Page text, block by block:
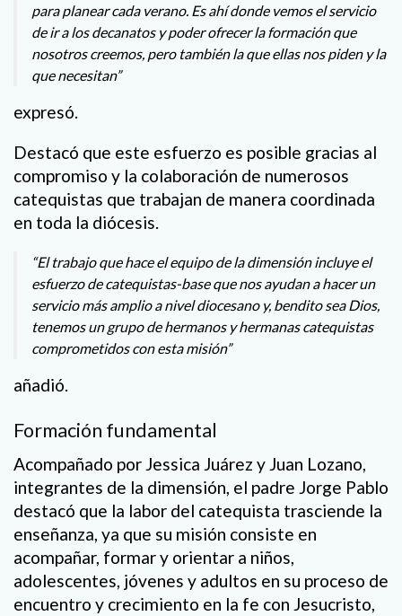
para planear cada verano. Es ahí donde vemos el servicio
de ir a los decanatos y poder ofrecer la formación que
nosotros creemos, pero también la que ellas nos piden y la
que necesitan”
expresó.
Destacó que este esfuerzo es posible gracias al
compromiso y la colaboración de numerosos
catequistas que trabajan de manera coordinada
en toda la diócesis.
“El trabajo que hace el equipo de la dimensión incluye el
esfuerzo de catequistas-base que nos ayudan a hacer un
servicio más amplio a nivel diocesano y, bendito sea Dios,
tenemos un grupo de hermanos y hermanas catequistas
comprometidos con esta misión”
añadió.
Formación fundamental
Acompañado por Jessica Juárez y Juan Lozano,
integrantes de la dimensión, el padre Jorge Pablo
destacó que la labor del catequista trasciende la
enseñanza, ya que su misión consiste en
acompañar, formar y orientar a niños,
adolescentes, jóvenes y adultos en su proceso de
encuentro y crecimiento en la fe con Jesucristo,